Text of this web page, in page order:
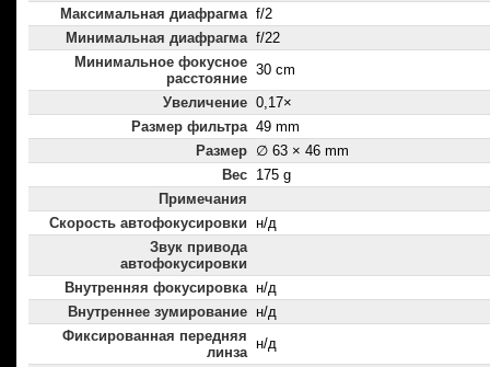
Максимальная диафрагма f/2
Минимальная диафрагма f/22
Минимальное фокусное
расстояние
30 cm
Увеличение 0,17×
Размер фильтра 49 mm
Размер ∅ 63 × 46 mm
Вес 175 g
Примечания
Скорость автофокусировки н/д
Звук привода
автофокусировки
Внутренняя фокусировка н/д
Внутреннее зумирование н/д
Фиксированная передняя
линза
н/д